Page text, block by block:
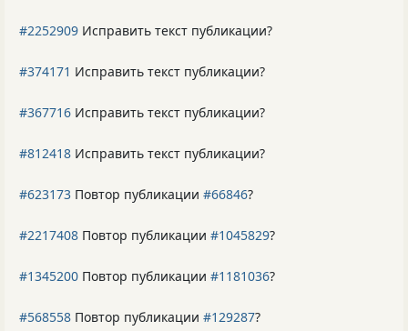
#2252909 Исправить текст публикации?
#374171 Исправить текст публикации?
#367716 Исправить текст публикации?
#812418 Исправить текст публикации?
#623173 Повтор публикации #66846?
#2217408 Повтор публикации #1045829?
#1345200 Повтор публикации #1181036?
#568558 Повтор публикации #129287?